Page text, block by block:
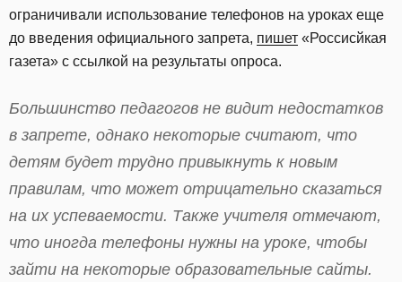
ограничивали использование телефонов на уроках еще
до введения официального запрета, пишет «Россисйкая
газета» с ссылкой на результаты опроса.
Большинство педагогов не видит недостатков
в запрете, однако некоторые считают, что
детям будет трудно привыкнуть к новым
правилам, что может отрицательно сказаться
на их успеваемости. Также учителя отмечают,
что иногда телефоны нужны на уроке, чтобы
зайти на некоторые образовательные сайты.